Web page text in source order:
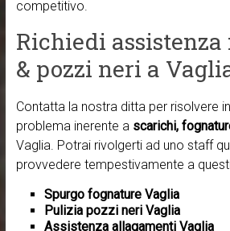
competitivo.
Richiedi assistenza
& pozzi neri a
Contatta la nostra ditta per risolvere
problema inerente a scarichi,
Vaglia. Potrai rivolgerti ad uno staff
provvedere tempestivamente a
Spurgo fognature Vaglia
Pulizia pozzi neri Vaglia
Assistenza allagamenti Vaglia